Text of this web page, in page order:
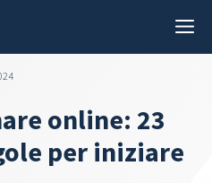
online: 23
per iniziare